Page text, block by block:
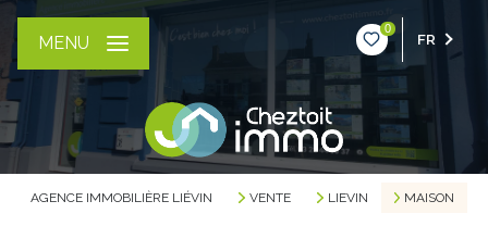
0
FR
MENU
AGENCE IMMOBILIÈRE LIÉVIN VENTE LIEVIN MAISON